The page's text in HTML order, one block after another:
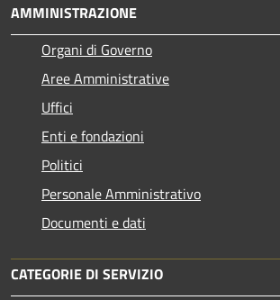
AMMINISTRAZIONE
Organi di Governo
Aree Amministrative
Uffici
Enti e fondazioni
Politici
Personale Amministrativo
Documenti e dati
CATEGORIE DI SERVIZIO